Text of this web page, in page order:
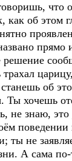
что
об этом
об
хочешь
не знаю,
ты не
А сама